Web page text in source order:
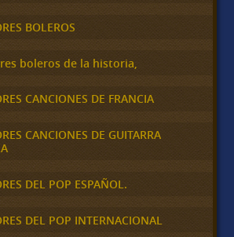
BOLEROS
boleros de la historia,
CANCIONES DE FRANCIA
CANCIONES DE GUITARRA
DEL POP ESPAÑOL.
DEL POP INTERNACIONAL